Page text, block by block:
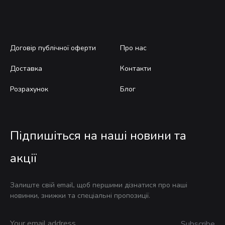
Договір публічної оферти
Доставка
Розрахунок
Про нас
Контакти
Блог
Підпишіться на наші новини та
акції
Залиште свій email, щоб першими дізнатися про наші
новинки, знижки та спеціальні пропозиції.